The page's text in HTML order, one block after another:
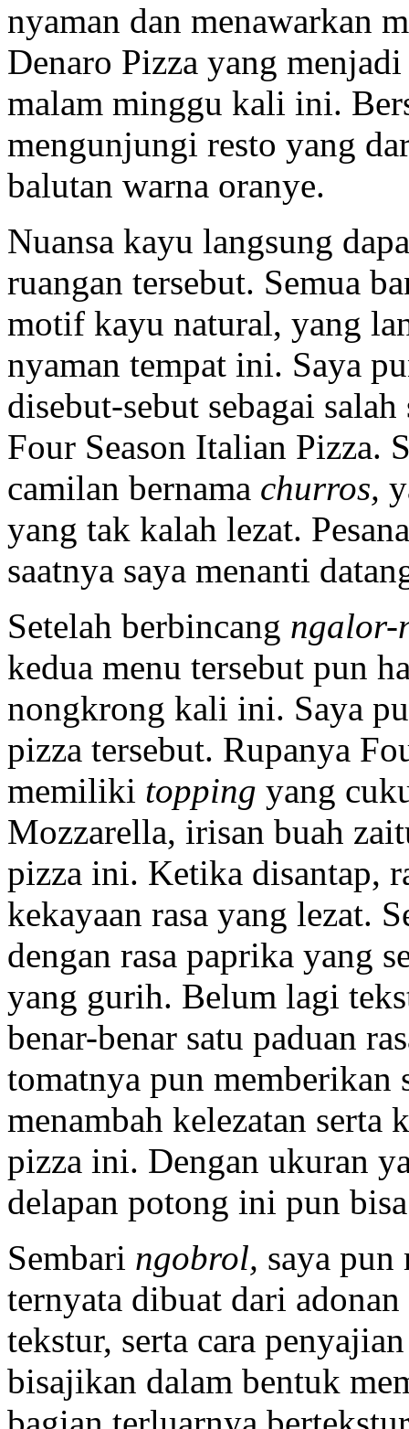
nyaman dan menawarkan
Denaro Pizza yang
malam minggu kali ini.
mengunjungi resto yang
balutan warna oranye.
Nuansa kayu langsung
ruangan tersebut. Semua
motif kayu natural, yang
nyaman tempat ini. Saya
disebut-sebut sebagai
Four Season Italian Pizza.
camilan bernama churros,
yang tak kalah lezat.
saatnya saya menanti
Setelah berbincang ngalor-
kedua menu tersebut pun
nongkrong kali ini. Saya
pizza tersebut. Rupanya
memiliki topping yang
Mozzarella, irisan buah
pizza ini. Ketika disantap,
kekayaan rasa yang lezat.
dengan rasa paprika yang
yang gurih. Belum lagi
benar-benar satu paduan
tomatnya pun memberikan
menambah kelezatan serta
pizza ini. Dengan ukuran
delapan potong ini pun
Sembari ngobrol, saya
ternyata dibuat dari
tekstur, serta cara
bisajikan dalam bentuk